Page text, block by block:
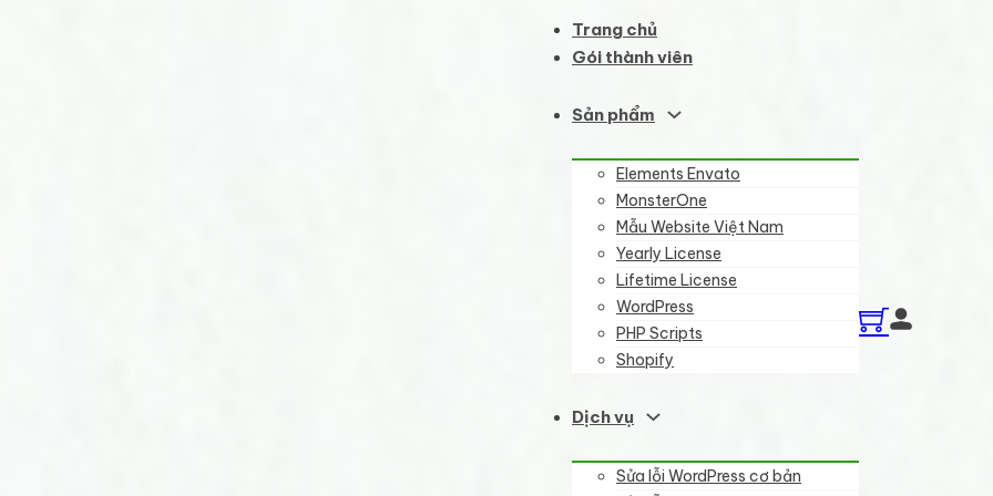
Trang chủ
Gói thành viên
Sản phẩm
Elements Envato
MonsterOne
Mẫu Website Việt Nam
Yearly License
Lifetime License
WordPress
PHP Scripts
Shopify
Dịch vụ
Sửa lỗi WordPress cơ bản